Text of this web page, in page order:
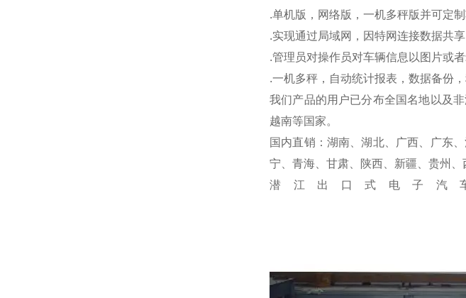
.单机版，网络版，一机多秤版并可定
.实现通过局域网，因特网连接数据共享
.管理员对操作员对车辆信息以图片或
.一机多秤，自动统计报表，数据备份
我们产品的用户已分布全国名地以及
越南等国家。
国内直销：湖南、湖北、广西、广东
宁、青海、甘肃、陕西、新疆、贵州、
潜江出口式电子汽